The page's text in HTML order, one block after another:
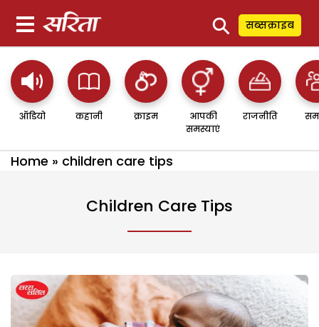
⚲ सब्सक्राइब
ऑडियो कहानी क्राइम
आपकी
समस्याएं
राजनीति
Home » children care tips
Children Care Tips